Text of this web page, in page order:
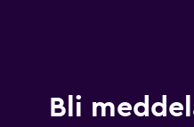
Bli